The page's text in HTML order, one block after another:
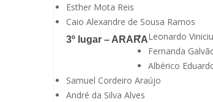
Esther Mota Reis
Caio Alexandre de Sousa Ramos
3º lugar – ARARALeonardo
Fernanda
Albérico
Samuel Cordeiro Araújo
André da Silva Alves